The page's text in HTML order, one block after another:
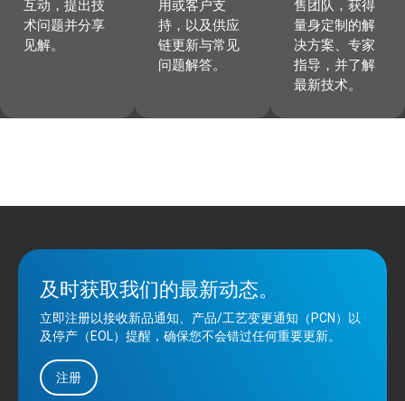
互动，提出技
术问题并分享
见解。
用或客户支
持，以及供应
链更新与常见
问题解答。
售团队，获得
量身定制的解
决方案、专家
指导，并了解
最新技术。
及时获取我们的最新动态。
立即注册以接收新品通知、产品/工艺变更通知（PCN）以
及停产（EOL）提醒，确保您不会错过任何重要更新。
注册